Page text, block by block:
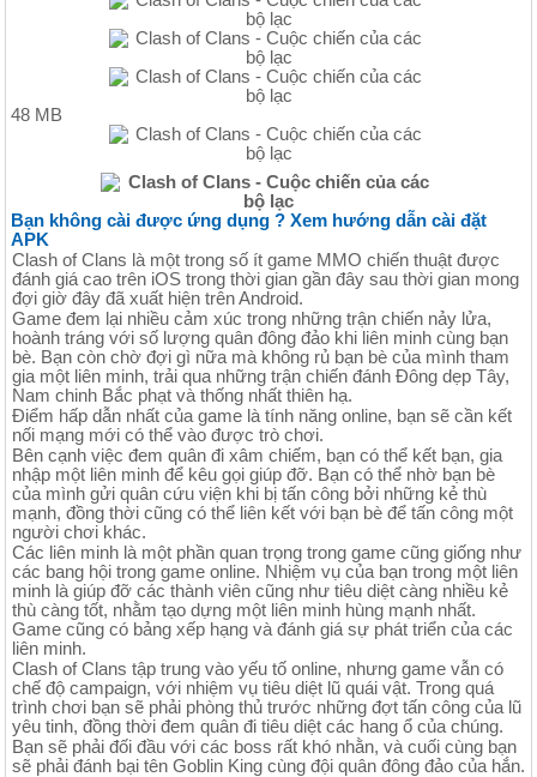
48 MB
Bạn không cài được ứng dụng ? Xem hướng dẫn cài đặt
APK
Clash of Clans là một trong số ít game MMO chiến thuật được
đánh giá cao trên iOS trong thời gian gần đây sau thời gian mong
đợi giờ đây đã xuất hiện trên Android.
Game đem lại nhiều cảm xúc trong những trận chiến nảy lửa,
hoành tráng với số lượng quân đông đảo khi liên minh cùng bạn
bè. Bạn còn chờ đợi gì nữa mà không rủ bạn bè của mình tham
gia một liên minh, trải qua những trận chiến đánh Đông dẹp Tây,
Nam chinh Bắc phạt và thống nhất thiên hạ.
Điểm hấp dẫn nhất của game là tính năng online, bạn sẽ cần kết
nối mạng mới có thể vào được trò chơi.
Bên cạnh việc đem quân đi xâm chiếm, bạn có thể kết bạn, gia
nhập một liên minh để kêu gọi giúp đỡ. Bạn có thể nhờ bạn bè
của mình gửi quân cứu viện khi bị tấn công bởi những kẻ thù
mạnh, đồng thời cũng có thể liên kết với bạn bè để tấn công một
người chơi khác.
Các liên minh là một phần quan trọng trong game cũng giống như
các bang hội trong game online. Nhiệm vụ của bạn trong một liên
minh là giúp đỡ các thành viên cũng như tiêu diệt càng nhiều kẻ
thù càng tốt, nhằm tạo dựng một liên minh hùng mạnh nhất.
Game cũng có bảng xếp hạng và đánh giá sự phát triển của các
liên minh.
Clash of Clans tập trung vào yếu tố online, nhưng game vẫn có
chế độ campaign, với nhiệm vụ tiêu diệt lũ quái vật. Trong quá
trình chơi bạn sẽ phải phòng thủ trước những đợt tấn công của lũ
yêu tinh, đồng thời đem quân đi tiêu diệt các hang ổ của chúng.
Bạn sẽ phải đối đầu với các boss rất khó nhằn, và cuối cùng bạn
sẽ phải đánh bại tên Goblin King cùng đội quân đông đảo của hắn.